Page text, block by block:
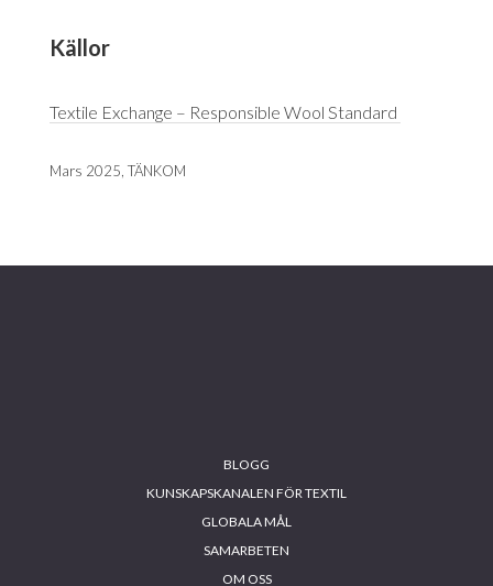
Källor
Textile Exchange – Responsible Wool Standard
Mars 2025, TÄNKOM
BLOGG
KUNSKAPSKANALEN FÖR TEXTIL
GLOBALA MÅL
SAMARBETEN
OM OSS